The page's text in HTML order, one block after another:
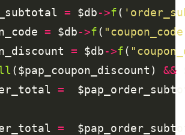
= $db->f(
= $db->f(
= $db->f(
($pap_coupon_discount) &&
=
=